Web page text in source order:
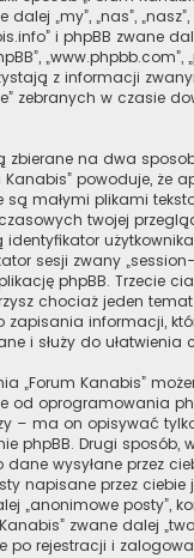
„my”, „nas”,
i phpBB zwane
„www.phpbb.com”,
z informacji
zebranych w czasie
na dwa
powoduje, że
są małymi plikami
twojej
sesji zwany
phpBB. Trzecie
chociaż jeden temat
zapisania informacji,
i służy do
„Forum Kanabis”
od oprogramowania
– ma on opisywać
phpBB. Drugi sposób,
wysyłane przez
napisane przez
„anonimowe posty”,
zwane dalej
po rejestracji i